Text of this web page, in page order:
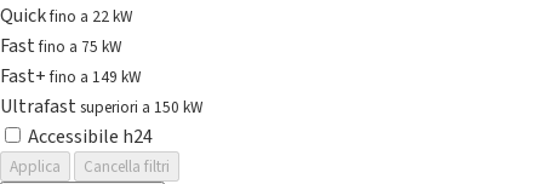
Quickfino a 22 kW
Fastfino a 75 kW
Fast+fino a 149 kW
Ultrafast superiori a 150 kW
Accessibile h24
Applica
Cancella filtri